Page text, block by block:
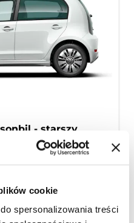
cookie
spersonalizowania treści
- starszy
Osobowy
skrzynia biegów